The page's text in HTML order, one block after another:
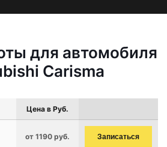
для автомобиля
Carisma
Цена в Руб.
от 1190 руб. Записаться